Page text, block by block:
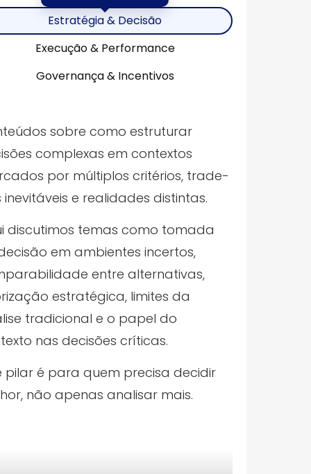
Estratégia & Decisão
Execução & Performance
Governança & Incentivos
sobre como estruturar
complexas em contextos
por múltiplos critérios, trade-
e realidades distintas.
discutimos temas como tomada
em ambientes incertos,
entre alternativas,
estratégica, limites da
tradicional e o papel do
nas decisões críticas.
pilar é para quem precisa decidir
não apenas analisar mais.